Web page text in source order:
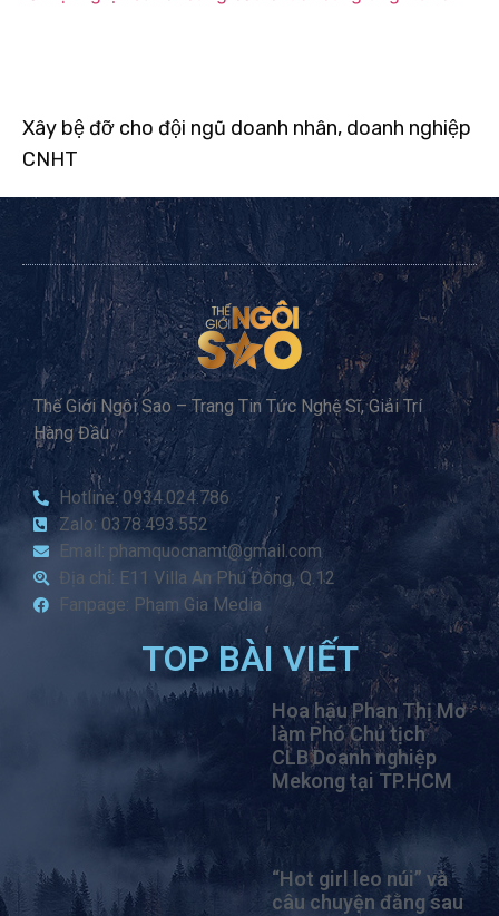
Xây bệ đỡ cho đội ngũ doanh nhân, doanh nghiệp
CNHT
Thế Giới Ngôi Sao – Trang Tin Tức Nghệ Sĩ, Giải Trí
Hàng Đầu
Hotline: 0934.024.786
Zalo: 0378.493.552
Email: phamquocnamt@gmail.com
Địa chỉ: E11 Villa An Phú Đông, Q.12
Fanpage: Phạm Gia Media
TOP BÀI VIẾT
Hoa hậu Phan Thị Mơ
làm Phó Chủ tịch
CLB Doanh nghiệp
Mekong tại TP.HCM
“Hot girl leo núi” và
câu chuyện đằng sau